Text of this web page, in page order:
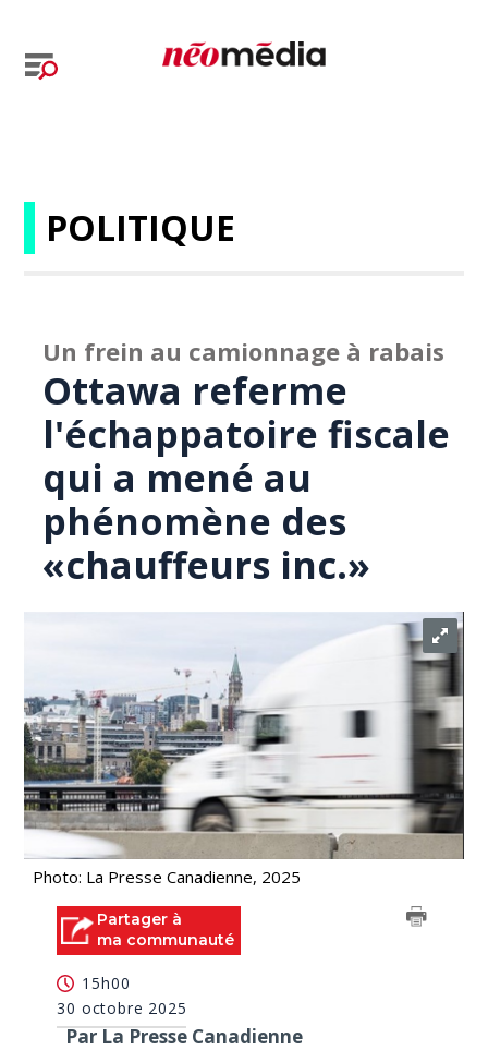
POLITIQUE
Un frein au camionnage à rabais
Ottawa referme
l'échappatoire fiscale
qui a mené au
phénomène des
«chauffeurs inc.»
Photo: La Presse Canadienne, 2025
Partager à
ma communauté
15h00
30 octobre 2025
Par La Presse Canadienne